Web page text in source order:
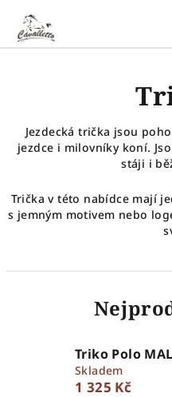
obsah
Jezdecká trička jsou
jezdce i milovníky koní.
stáji i
Trička v této nabídce mají
s jemným motivem nebo
Triko Polo
Skladem
1 325 Kč